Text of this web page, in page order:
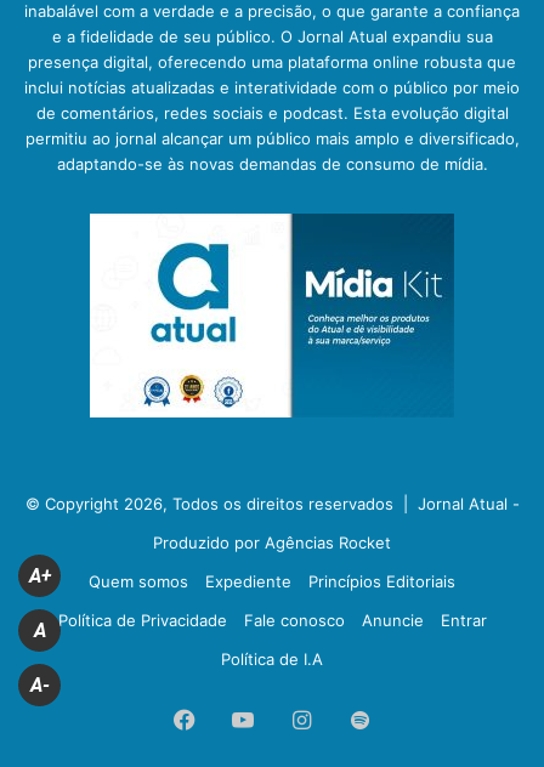
inabalável com a verdade e a precisão, o que garante a confiança
e a fidelidade de seu público. O Jornal Atual expandiu sua
presença digital, oferecendo uma plataforma online robusta que
inclui notícias atualizadas e interatividade com o público por meio
de comentários, redes sociais e podcast. Esta evolução digital
permitiu ao jornal alcançar um público mais amplo e diversificado,
adaptando-se às novas demandas de consumo de mídia.
© Copyright 2026, Todos os direitos reservados | Jornal Atual -
Produzido por Agências Rocket
Quem somos
Expediente
Princípios Editoriais
Política de Privacidade
Fale conosco Anuncie
Entrar
Política de I.A
FacebookYouTubeInstagram
Spotify
A+
A
A-